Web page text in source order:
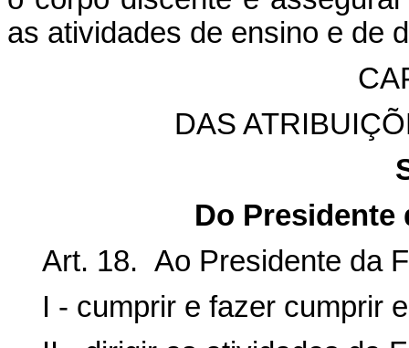
as atividades de ensino e de
DAS
Do Presidente
Art. 18. Ao Presidente da
I - cumprir e fazer cumprir